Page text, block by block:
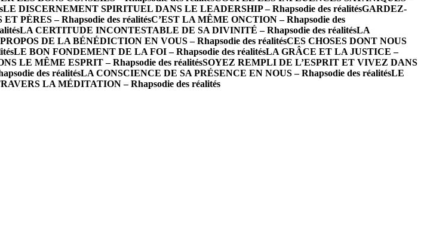
LE DISCERNEMENT SPIRITUEL DANS LE LEADERSHIP – Rhapsodie des réalitésGARDEZ-
PÈRES – Rhapsodie des réalitésC’EST LA MÊME ONCTION – Rhapsodie des
LA CERTITUDE INCONTESTABLE DE SA DIVINITÉ – Rhapsodie des réalitésLA
DE LA BÉNÉDICTION EN VOUS – Rhapsodie des réalitésCES CHOSES DONT NOUS
LE BON FONDEMENT DE LA FOI – Rhapsodie des réalitésLA GRÂCE ET LA JUSTICE –
LE MÊME ESPRIT – Rhapsodie des réalitésSOYEZ REMPLI DE L’ESPRIT ET VIVEZ DANS
des réalitésLA CONSCIENCE DE SA PRÉSENCE EN NOUS – Rhapsodie des réalitésLE
LA MÉDITATION – Rhapsodie des réalités